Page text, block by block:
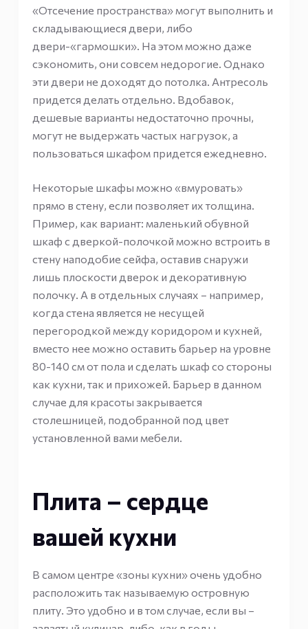
«Отсечение пространства» могут выполнить и
складывающиеся двери, либо
двери-«гармошки». На этом можно даже
сэкономить, они совсем недорогие. Однако
эти двери не доходят до потолка. Антресоль
придется делать отдельно. Вдобавок,
дешевые варианты недостаточно прочны,
могут не выдержать частых нагрузок, а
пользоваться шкафом придется ежедневно.
Некоторые шкафы можно «вмуровать»
прямо в стену, если позволяет их толщина.
Пример, как вариант: маленький обувной
шкаф с дверкой-полочкой можно встроить в
стену наподобие сейфа, оставив снаружи
лишь плоскости дверок и декоративную
полочку. А в отдельных случаях – например,
когда стена является не несущей
перегородкой между коридором и кухней,
вместо нее можно оставить барьер на уровне
80-140 см от пола и сделать шкаф со стороны
как кухни, так и прихожей. Барьер в данном
случае для красоты закрывается
столешницей, подобранной под цвет
установленной вами мебели.
Плита – сердце
вашей кухни
В самом центре «зоны кухни» очень удобно
расположить так называемую островную
плиту. Это удобно и в том случае, если вы –